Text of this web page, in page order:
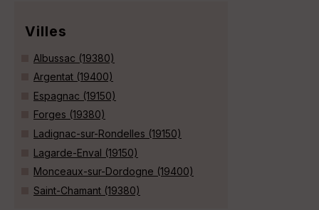
Villes
Albussac (19380)
Argentat (19400)
Espagnac (19150)
Forges (19380)
Ladignac-sur-Rondelles (19150)
Lagarde-Enval (19150)
Monceaux-sur-Dordogne (19400)
Saint-Chamant (19380)